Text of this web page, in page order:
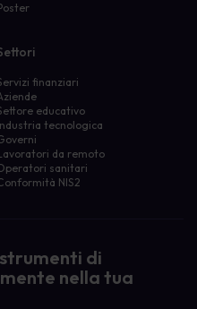
finanziari
educativo
tecnologica
da remoto
sanitari
NIS2
di
nella tua